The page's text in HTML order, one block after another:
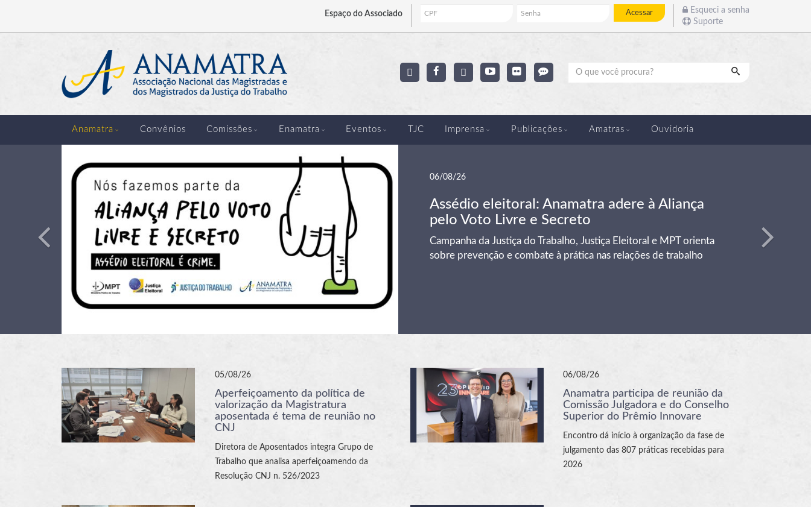
Espaço do Associado Acessar
Esqueci a senha
Suporte
Pesquisar
Anamatra Convênios Comissões Enamatra Eventos TJC Imprensa Publicações Amatras Ouvidoria
06/08/26
Assédio eleitoral: Anamatra adere à Aliança
pelo Voto Livre e Secreto
Campanha da Justiça do Trabalho, Justiça Eleitoral e MPT orienta
sobre prevenção e combate à prática nas relações de trabalho
Anterior
05/08/26
Aperfeiçoamento da política de
valorização da Magistratura
aposentada é tema de reunião no
CNJ
Diretora de Aposentados integra Grupo de
Trabalho que analisa aperfeiçoamendo da
Resolução CNJ n. 526/2023
06/08/26
Anamatra participa de reunião da
Comissão Julgadora e do Conselho
Superior do Prêmio Innovare
Encontro dá início à organização da fase de
julgamento das 807 práticas recebidas para
2026